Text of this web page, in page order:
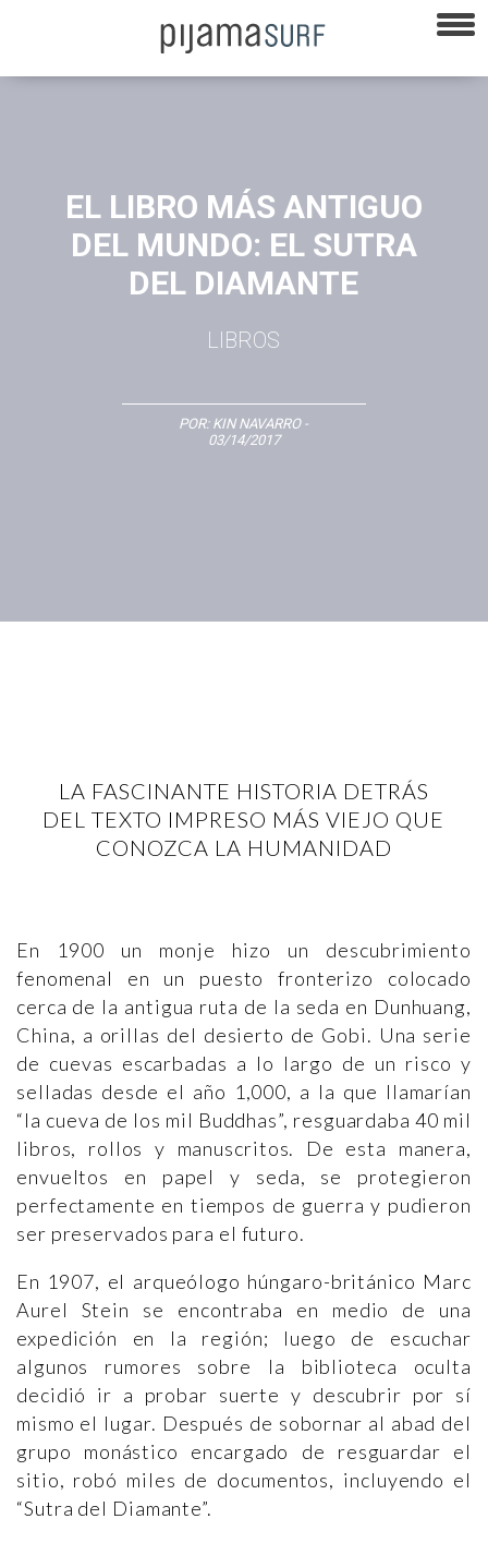
EL LIBRO MÁS ANTIGUO
DEL MUNDO: EL SUTRA
DEL DIAMANTE
LIBROS
POR: KIN NAVARRO-
03/14/2017
LA FASCINANTE HISTORIA DETRÁS
DEL TEXTO IMPRESO MÁS VIEJO QUE
CONOZCA LA HUMANIDAD
En 1900 un monje hizo un descubrimiento
fenomenal en un puesto fronterizo colocado
cerca de la antigua ruta de la seda en Dunhuang,
China, a orillas del desierto de Gobi. Una serie
de cuevas escarbadas a lo largo de un risco y
selladas desde el año 1,000, a la que llamarían
“la cueva de los mil Buddhas”, resguardaba 40 mil
libros, rollos y manuscritos. De esta manera,
envueltos en papel y seda, se protegieron
perfectamente en tiempos de guerra y pudieron
ser preservados para el futuro.
En 1907, el arqueólogo húngaro-británico Marc
Aurel Stein se encontraba en medio de una
expedición en la región; luego de escuchar
algunos rumores sobre la biblioteca oculta
decidió ir a probar suerte y descubrir por sí
mismo el lugar. Después de sobornar al abad del
grupo monástico encargado de resguardar el
sitio, robó miles de documentos, incluyendo el
“Sutra del Diamante”.